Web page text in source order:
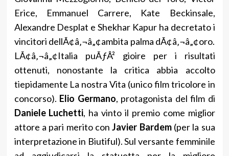
Erice, Emmanuel Carrere, Kate Beckinsale,
Alexandre Desplat e Shekhar Kapur ha decretato i
vincitori dellÃ¢â‚¬â„¢ambita palma dÃ¢â‚¬â„¢oro.
LÃ¢â‚¬â„¢Italia puÃƒÂ² gioire per i risultati
ottenuti, nonostante la critica abbia accolto
tiepidamente La nostra Vita (unico film tricolore in
concorso). Elio Germano, protagonista del film di
Daniele Luchetti, ha vinto il premio come miglior
attore a pari merito conJavier Bardem (per la sua
interpretazione in Biutiful). Sul versante femminile